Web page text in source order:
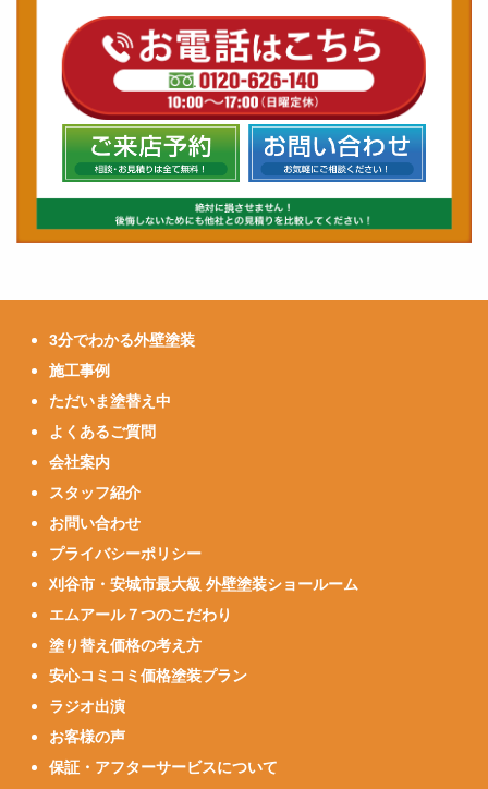
3分でわかる外壁塗装
施工事例
ただいま塗替え中
よくあるご質問
会社案内
スタッフ紹介
お問い合わせ
プライバシーポリシー
刈谷市・安城市最大級 外壁塗装ショールーム
エムアール７つのこだわり
塗り替え価格の考え方
安心コミコミ価格塗装プラン
ラジオ出演
お客様の声
保証・アフターサービスについて